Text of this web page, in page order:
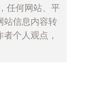
任何网站、平
站信息内容转
个人观点，